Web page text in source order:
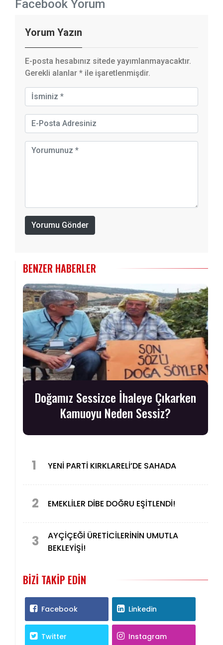
Facebook Yorum
Yorum Yazın
E-posta hesabınız sitede yayımlanmayacaktır.
Gerekli alanlar * ile işaretlenmişdir.
Yorumu Gönder
BENZER HABERLER
Doğamız Sessizce İhaleye Çıkarken
Kamuoyu Neden Sessiz?
1 YENİ PARTİ KIRKLARELİ’DE SAHADA
2 EMEKLİLER DİBE DOĞRU EŞİTLENDİ!
3
AYÇİÇEĞİ ÜRETİCİLERİNİN UMUTLA
BEKLEYİŞİ!
BIZI TAKIP EDIN
Facebook Linkedin
Twitter Instagram